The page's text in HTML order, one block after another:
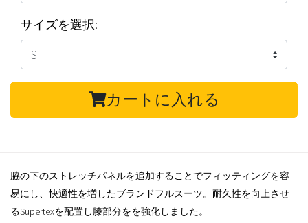
サイズを選択:
カートに入れる
脇の下のストレッチパネルを追加することでフィッティングを容
易にし、快適性を増したブランドフルスーツ。耐久性を向上させ
るSupertexを配置し膝部分をを強化しました。